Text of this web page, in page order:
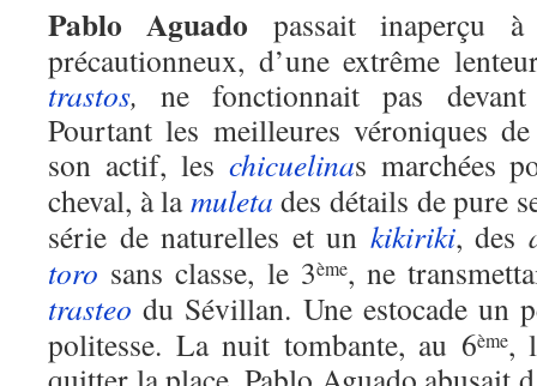
Pablo Aguado passait inaperçu
précautionneux, d’une extrême
trastos, ne fonctionnait pas
Pourtant les meilleures véroniques
son actif, les chicuelinas marchées
cheval, à lamuleta des détails de pure
série de naturelles et un kikiriki, des
toro sans classe, le 3ème, ne
trasteo du Sévillan. Une estocade un
politesse. La nuit tombante, au 6ème,